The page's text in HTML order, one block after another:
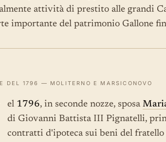
attività di prestito alle grandi
importante del patrimonio Gallone
DEL 1796 — MOLITERNO E MARSICONOVO
el 1796, in seconde nozze, sposa
di Giovanni Battista III Pignatelli,
contratti d'ipoteca sui beni del fratello